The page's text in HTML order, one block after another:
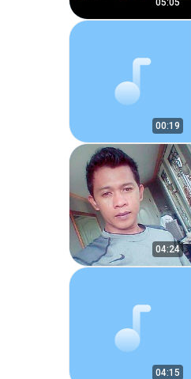
05:05
00:19
04:24
04:15